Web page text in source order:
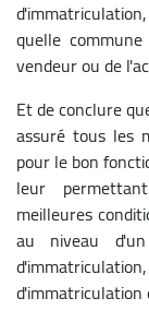
quelle
vendeur ou de
Et de conclure
assuré tous les
pour le bon
leur
meilleures
au niveau
d'immatriculation